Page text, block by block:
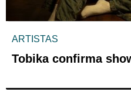
ARTISTAS
Tobika confirma